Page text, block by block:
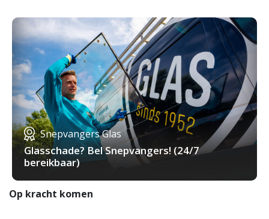
Snepvangers Glas
Glasschade? Bel Snepvangers! (24/7
bereikbaar)
Op kracht komen